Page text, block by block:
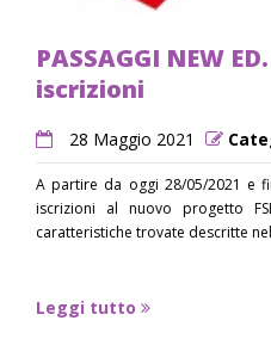
PASSAGGI NEW
iscrizioni
28 Maggio 2021
A partire da oggi 28/05/2021 e
iscrizioni al nuovo progetto
caratteristiche trovate descritte
Leggi tutto